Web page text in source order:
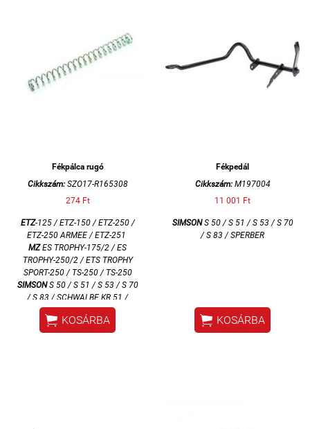
Fékpálca rugó
Cikkszám:SZO17-R165308
274 Ft
ETZ-125 / ETZ-150 / ETZ-250 /
ETZ-250 ARMEE / ETZ-251
MZES TROPHY-175/2 / ES
TROPHY-250/2 / ETS TROPHY
SPORT-250 / TS-250 / TS-250
SIMSONS 50 / S 51 / S 53 / S 70
/ S 83 / SCHWALBE KR 51 /
SPERBER / STAR
 KOSÁRBA
Fékpedál
Cikkszám:M197004
11 001 Ft
SIMSONS 50 / S 51 / S 53 / S 70
/ S 83 / SPERBER
 KOSÁRBA